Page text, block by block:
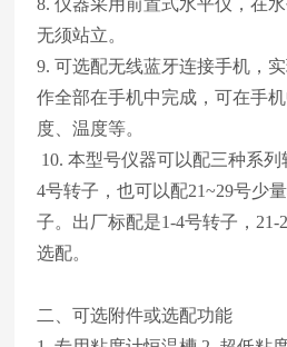
无须站立。
9. 可选配无线蓝牙连接手机，
作全部在手机中完成，可在手
度、温度等。
10. 本型号仪器可以配三种系
4号转子，也可以配21~29号少
子。出厂标配是1-4号转子，21-
选配。
二、可选附件或选配功能